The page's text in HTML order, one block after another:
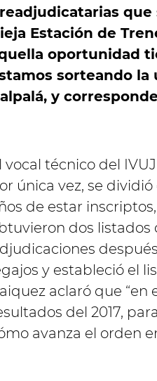
Estación de
oportunidad
sorteando la
y
vocal técnico del
única vez, se
de estar
dos listados
y estableció el
aclaró que
del 2017,
avanza el orden